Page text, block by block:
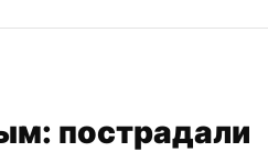
пострадали